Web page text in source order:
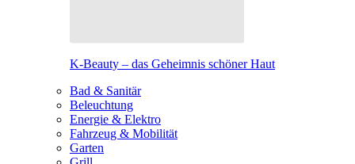
K-Beauty – das Geheimnis schöner Haut
Bad & Sanitär
Beleuchtung
Energie & Elektro
Fahrzeug & Mobilität
Garten